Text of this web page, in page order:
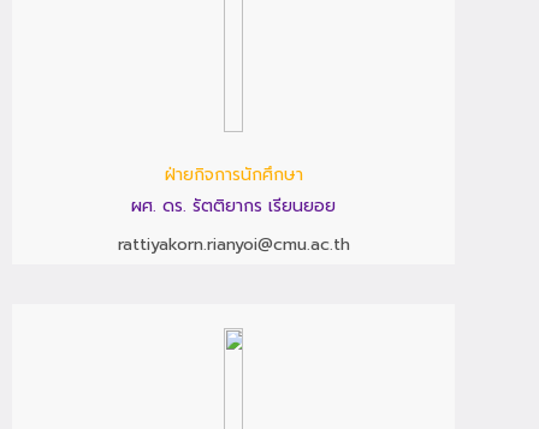
ฝ่ายกิจการนักศึกษา
ผศ. ดร. รัตติยากร เรียนยอย
rattiyakorn.rianyoi@cmu.ac.th